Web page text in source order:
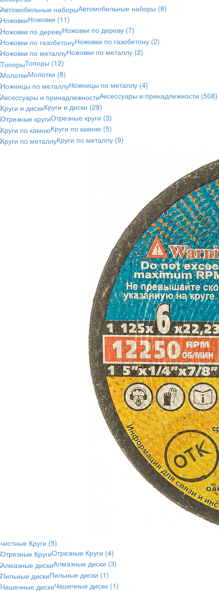
Автомобильные наборы (8)
Ножовки (11)
Ножовки по дереву (7)
Ножовки по газобетону (2)
Ножовки по металлу (2)
Топоры (12)
Молотки (8)
Ножницы по металлу (4)
Аксессуары и принадлежности (508)
Круги и диски (29)
Отрезные круги (3)
Круги по камню (5)
Круги по металлу (9)
Круги (5)
Отрезные Круги (4)
Алмазные диски (3)
Пильные диски (1)
Чашечные диски (1)